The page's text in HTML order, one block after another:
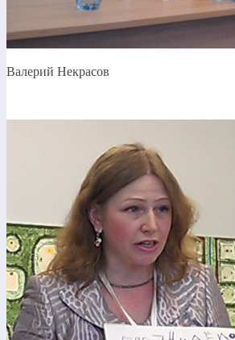
Валерий Некрасов